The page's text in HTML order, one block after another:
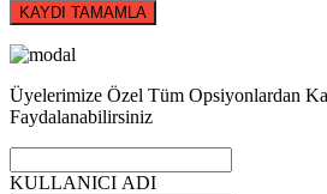
KAYDI TAMAMLA
Üyelerimize Özel Tüm Opsiyonlardan
Faydalanabilirsiniz
KULLANICI ADI